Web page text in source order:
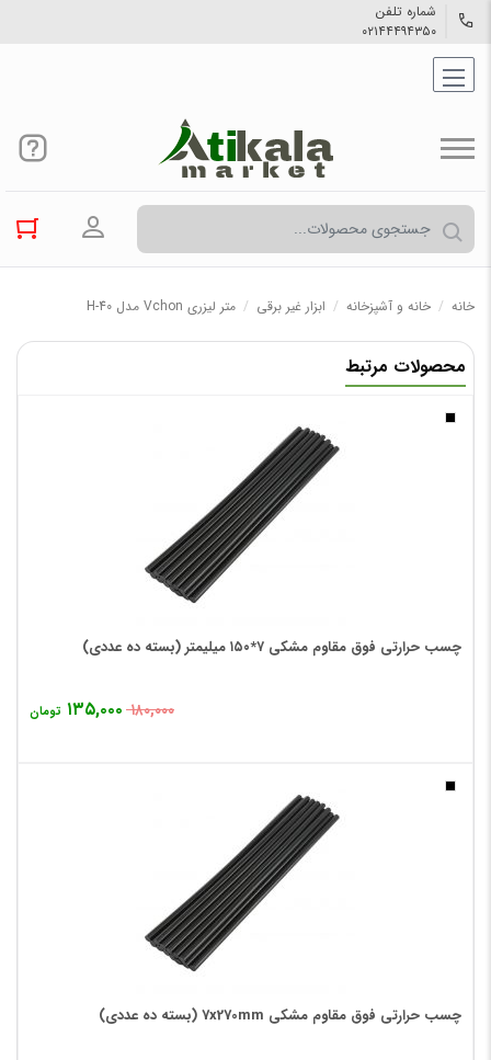
شماره تلفن
۰۲۱۴۴۴۹۴۳۵۰
ورود به
خانه / خانه و آشپزخانه / ابزار غیر برقی / متر لیزری Vchon مدل H-40
محصولات مرتبط
چسب حرارتی فوق مقاوم مشکی ۷*۱۵۰ میلیمتر (بسته ده عددی)
۱۸۰,۰۰۰ ۱۳۵,۰۰۰ تومان
چسب حرارتی فوق مقاوم مشکی 7x270mm (بسته ده عددی)